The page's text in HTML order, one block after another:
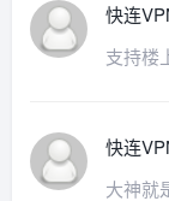
快连
支持楼
快连
大神就